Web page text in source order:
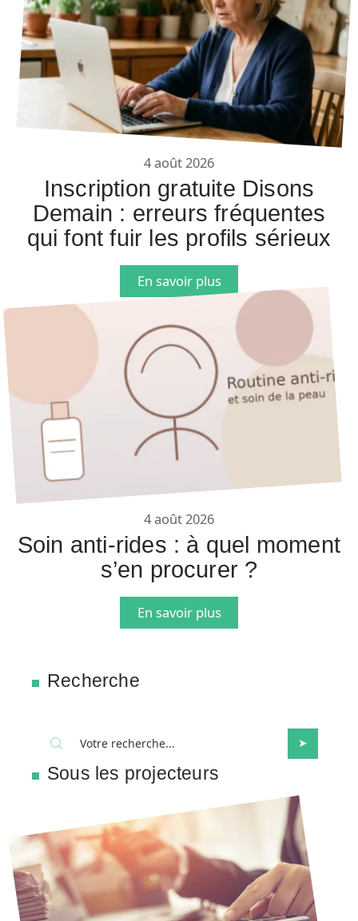
4 août 2026
Inscription gratuite Disons
Demain : erreurs fréquentes
qui font fuir les profils sérieux
En savoir plus
4 août 2026
Soin anti-rides : à quel moment
s’en procurer ?
En savoir plus
Recherche
Sous les projecteurs